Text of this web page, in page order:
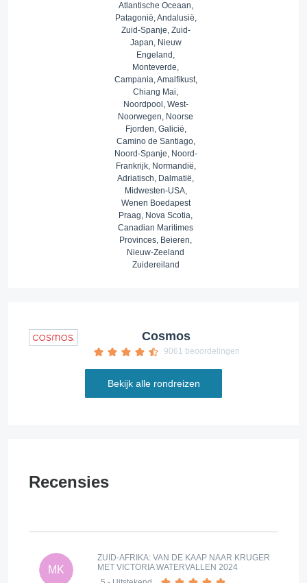
Atlantische Oceaan,
Patagonië,Andalusië,
Zuid-Spanje, Zuid-
Japan, Nieuw
Engeland ,
Monteverde,
Campania,Amalfikust,
Chiang Mai,
Noordpool , West-
Noorwegen, Noorse
Fjorden, Galicië,
Camino de Santiago,
Noord-Spanje, Noord-
Frankrijk, Normandië,
Adriatisch, Dalmatië,
Midwesten-USA,
Wenen Boedapest
Praag, Nova Scotia,
Canadian Maritimes
Provinces, Beieren,
Nieuw-Zeeland
Zuidereiland
Cosmos
9061 beoordelingen
Bekijk alle rondreizen
Recensies
MK
ZUID-AFRIKA: VAN DE KAAP NAAR KRUGER
MET VICTORIA WATERVALLEN 2024